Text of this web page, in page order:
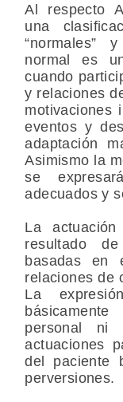
Al respecto
una
“normales”
normal es
cuando
y relaciones
motivaciones
eventos y
adaptación
Asimismo la
se
adecuados y
La
resultado de
basadas en
relaciones de
La
personal ni
actuaciones
del paciente
perversiones.